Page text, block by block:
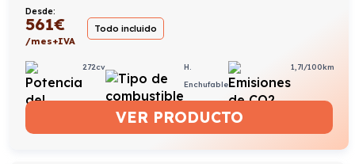
Desde:
561€
/mes+IVA
Todo incluido
272cv
H.
Enchufable
1,7l/100km
VER PRODUCTO